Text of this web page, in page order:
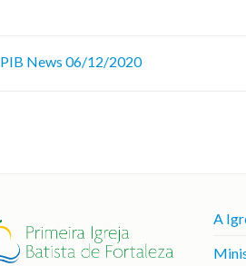
PIB News 06/12/2020
A